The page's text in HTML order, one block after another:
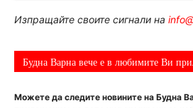
Изпращайте своите сигнали на
Будна Варна вече е в любимите Ви
Можете да следите новините на Будна